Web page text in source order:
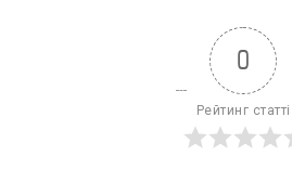
0
Рейтинг статті